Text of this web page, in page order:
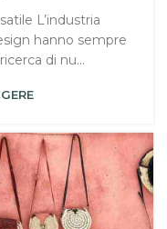
L’industria
hanno sempre
di nu...